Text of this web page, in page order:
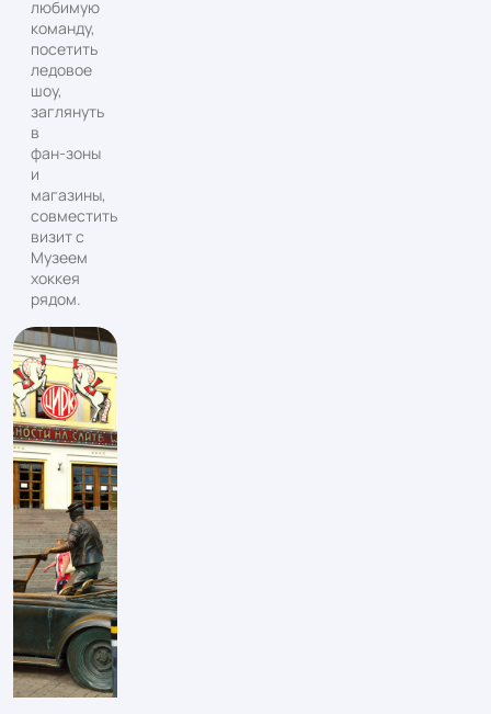
любимую
команду,
посетить
ледовое
шоу,
заглянуть
в
фан‑зоны
и
магазины,
совместить
визит с
Музеем
хоккея
рядом.